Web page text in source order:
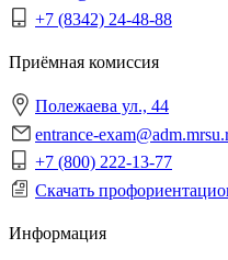
+7 (8342) 24-48-88
Приёмная комиссия
Полежаева ул., 44
entrance-
+7 (800) 222-13-77
Скачать
Информация